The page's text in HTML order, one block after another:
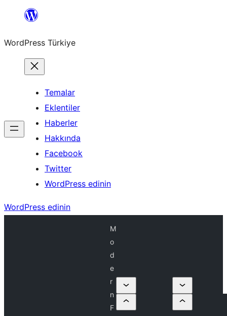
İçeriğe
WordPress Türkiye
Temalar
Eklentiler
Haberler
Hakkında
Facebook
Twitter
WordPress edinin
WordPress edinin
M
o
d
e
r
n
F